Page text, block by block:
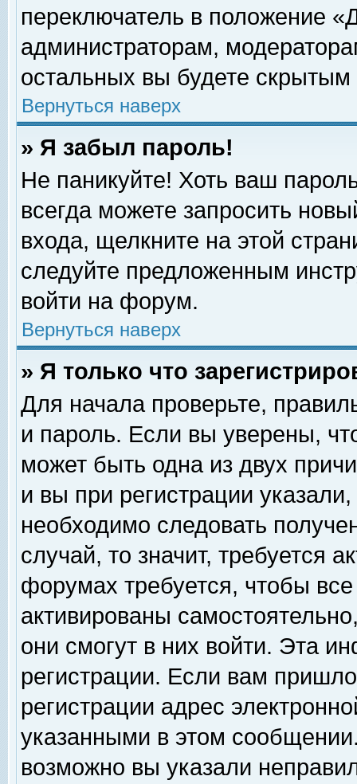
переключатель в положение
администраторам,
остальных вы будете скрытым
Вернуться наверх
» Я забыл пароль!
Не паникуйте! Хоть ваш
всегда можете запросить
входа, щелкните на этой
следуйте предложенным
войти на форум.
Вернуться наверх
» Я только что
Для начала проверьте,
и пароль. Если вы уверены,
может быть одна из двух
и вы при регистрации
необходимо следовать
случай, то значит, требуется
форумах требуется, чтобы
активированы
они смогут в них войти. Эта
регистрации. Если вам
регистрации адрес
указанными в этом
возможно вы указали